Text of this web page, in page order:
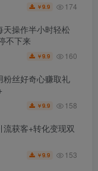
￥9.9 174
天操作半小时轻松
不下来
￥9.9 160
粉丝好奇心赚取礼
￥9.9 158
获客+转化变现双
￥9.9 153